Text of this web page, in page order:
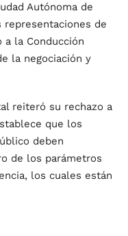
Autónoma de
representaciones de
a la Conducción
la negociación y
reiteró su rechazo a
que los
deben
de los parámetros
los cuales están